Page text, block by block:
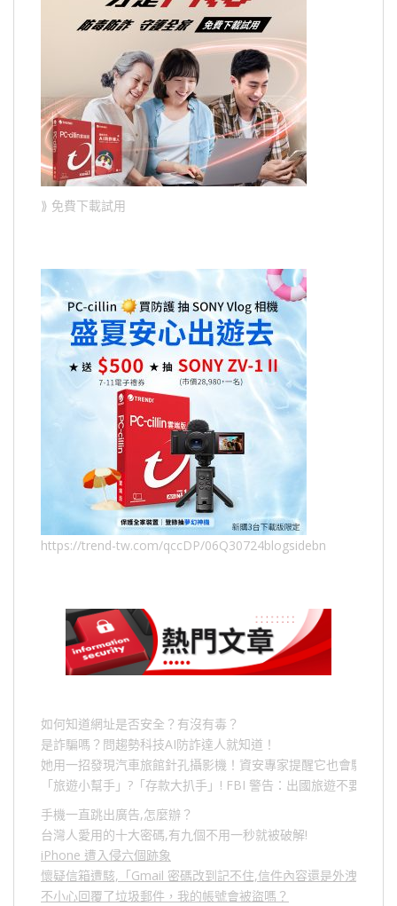
⟫ 免費下載試用
https://trend-tw.com/qccDP/06Q30724blogsidebn
如何知道網址是否安全？有沒有毒？
是詐騙嗎？問趨勢科技AI防詐達人就知道！
她用一招發現汽車旅館針孔攝影機！資安專家提醒它也會駭人成
「旅遊小幫手」 ? 「存款大扒手」 ! FBI 警告：出國旅遊不要做的
手機一直跳出廣告,怎麼辦？
台灣人愛用的十大密碼,有九個不用一秒就被破解!
iPhone 遭入侵六個跡象
懷疑信箱遭駭,「Gmail 密碼改到記不住,信件內容還是外洩？」,
不小心回覆了垃圾郵件，我的帳號會被盜嗎？